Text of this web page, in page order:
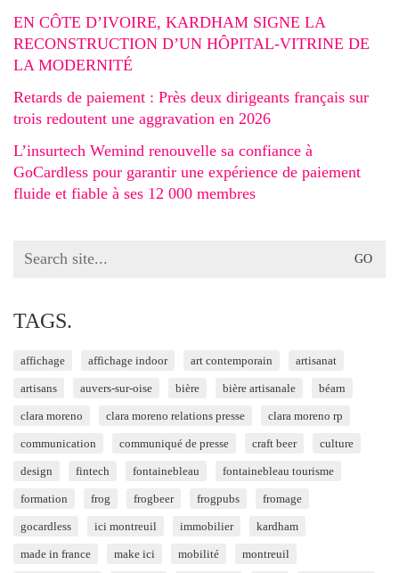
EN CÔTE D’IVOIRE, KARDHAM SIGNE LA
RECONSTRUCTION D’UN HÔPITAL-VITRINE DE
LA MODERNITÉ
Retards de paiement : Près deux dirigeants français sur
trois redoutent une aggravation en 2026
L’insurtech Wemind renouvelle sa confiance à
GoCardless pour garantir une expérience de paiement
fluide et fiable à ses 12 000 membres
Search
TAGS.
affichage affichage indoor art contemporain artisanat
artisans auvers-sur-oise bière bière artisanale béarn
clara moreno clara moreno relations presse clara moreno rp
communication communiqué de presse craft beer culture
design fintech fontainebleau fontainebleau tourisme
formation frog frogbeer frogpubs fromage
gocardless ici montreuil immobilier kardham
made in france make ici mobilité montreuil